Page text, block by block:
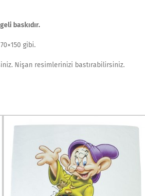
baskıdır.
gibi.
Nişan resimlerinizi bastırabilirsiniz.